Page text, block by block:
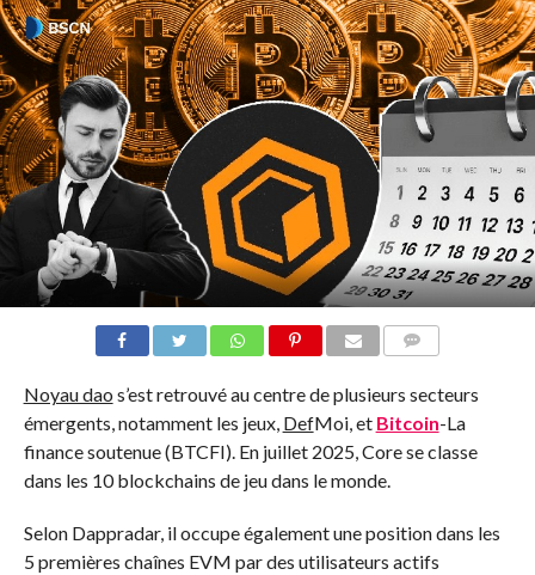
Noyau dao s’est retrouvé au centre de plusieurs secteurs
émergents, notamment les jeux, DefMoi, et Bitcoin-La
finance soutenue (BTCFI). En juillet 2025, Core se classe
dans les 10 blockchains de jeu dans le monde.
Selon Dappradar, il occupe également une position dans les
5 premières chaînes EVM par des utilisateurs actifs